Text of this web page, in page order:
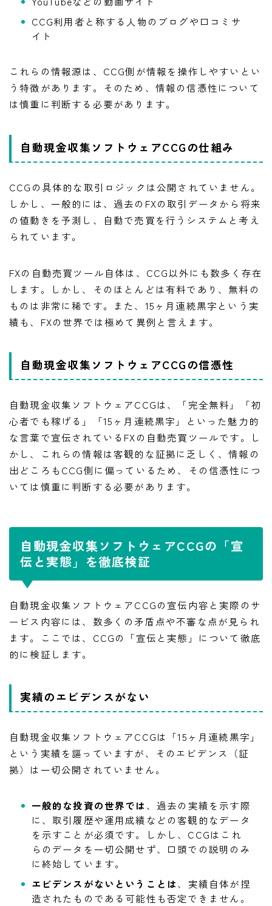
CCG利用者と称する人物のブログや口コミサ
イト
これらの情報源は、CCG側が情報を操作しやすいとい
う特徴があります。そのため、情報の信憑性について
は慎重に判断する必要があります。
自動現金収集ソフトウェアCCGの仕組み
CCGの具体的な取引ロジックは公開されていません。
しかし、一般的には、過去のFXの取引データから将来
の値動きを予測し、自動で売買を行うシステムと考え
られています。
FXの自動売買ツール自体は、CCG以外にも数多く存在
します。しかし、そのほとんどは有料であり、無料の
ものは非常に稀です。また、15ヶ月連続黒字という実
績も、FXの世界では極めて異例と言えます。
自動現金収集ソフトウェアCCGの信憑性
自動現金収集ソフトウェアCCGは、「完全無料」「初
心者でも稼げる」「15ヶ月連続黒字」といった魅力的
な言葉で宣伝されているFXの自動売買ツールです。し
かし、これらの情報は客観的な証拠に乏しく、情報の
出どころもCCG側に偏っているため、その信憑性につ
いては慎重に判断する必要があります。
自動現金収集ソフトウェアCCGの「宣
伝と実態」を徹底検証
自動現金収集ソフトウェアCCGの宣伝内容と実際のサ
ービス内容には、数多くの矛盾点や不審な点が見られ
ます。ここでは、CCGの「宣伝と実態」について徹底
的に検証します。
実績のエビデンスがない
自動現金収集ソフトウェアCCGは「15ヶ月連続黒字」
という実績を謳っていますが、そのエビデンス（証
拠）は一切公開されていません。
一般的な投資の世界では、過去の実績を示す際
に、取引履歴や運用成績などの客観的なデータ
を示すことが必須です。しかし、CCGはこれ
らのデータを一切公開せず、口頭での説明のみ
に終始しています。
エビデンスがないということは、実績自体が捏
造されたものである可能性も否定できません。